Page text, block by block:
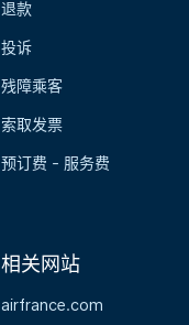
退款
投诉
残障乘客
索取发票
预订费 - 服务费
相关网站
airfrance.com